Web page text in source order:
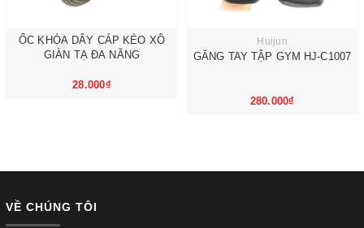
ỐC KHÓA DÂY CÁP KÉO XÔ
GIÀN TẠ ĐA NĂNG
28.000₫
Huijun
GĂNG TAY TẬP GYM HJ-C1007
280.000₫
VỀ CHÚNG TÔI